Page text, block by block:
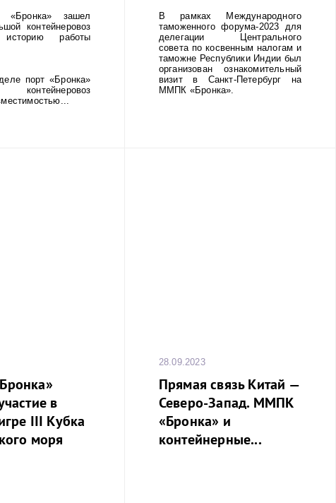
зашел
контейнеровоз
работы
порт «Бронка»
В рамках Международного
таможенного форума-2023 для
делегации Центрального
совета по косвенным налогам и
таможне Республики Индии был
организован ознакомительный
визит в Санкт-Петербург на
ММПК «Бронка».
в
III Кубка
моря
28.09.2023
Прямая связь Китай —
Северо-Запад. ММПК
«Бронка» и
контейнерные...